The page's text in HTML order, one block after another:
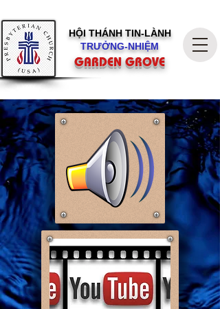
HỘI THÁNH TIN-LÀNH
TRƯỞNG-NHIỆM
GARDEN GROVE